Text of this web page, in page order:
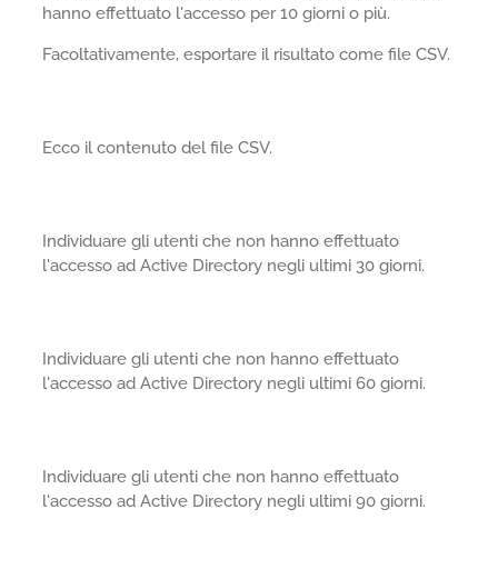
hanno effettuato l'accesso per 10 giorni o più.
Facoltativamente, esportare il risultato come file CSV.
Ecco il contenuto del file CSV.
Individuare gli utenti che non hanno effettuato
l'accesso ad Active Directory negli ultimi 30 giorni.
Individuare gli utenti che non hanno effettuato
l'accesso ad Active Directory negli ultimi 60 giorni.
Individuare gli utenti che non hanno effettuato
l'accesso ad Active Directory negli ultimi 90 giorni.